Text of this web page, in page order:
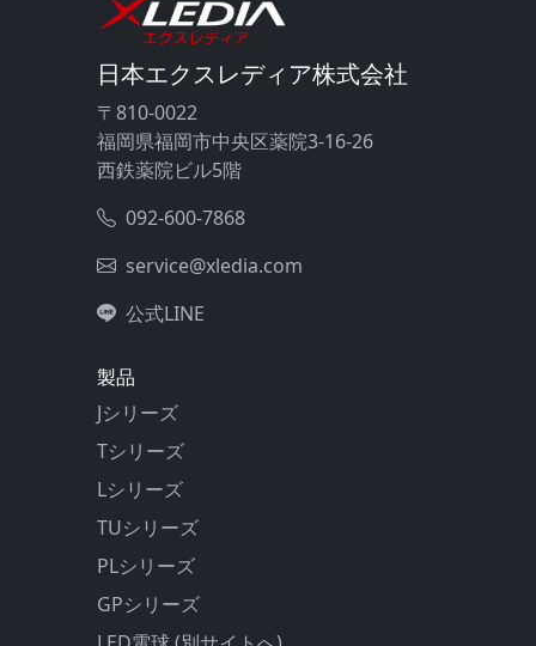
日本エクスレディア株式会社
〒810-0022
福岡県福岡市中央区薬院3-16-26
西鉄薬院ビル5階
092-600-7868
service@xledia.com
公式LINE
製品
Jシリーズ
Tシリーズ
Lシリーズ
TUシリーズ
PLシリーズ
GPシリーズ